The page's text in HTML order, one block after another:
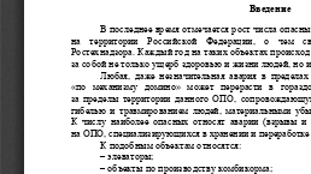
Введение
В последнее время отмечается рост числа
на  территории  Российской  Федерации,  о  чем
Ростехнадзора. Каждый год на таких объектах
за собой не только ущерб здоровью и жизни людей, но
Любая,  даже  незначительная  авария  в  пределах
«по механизму  домино»
может  перерасти  в
за  пределы  территории  данного  ОПО,
гибелью и травмированием людей, материальными
К  числу  наиболее  опасных  относят  аварии  (взрывы и
на ОПО, специализирующихся в хранении и пере
К подобным объектам относятся:
– элеваторы;
– объекты по производству комбикорма;